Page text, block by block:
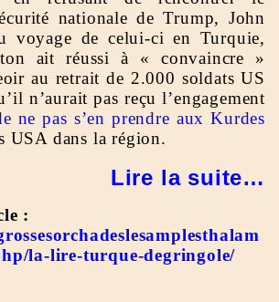
nationale de Trump, John
voyage de celui-ci en Turquie,
ait réussi à « convaincre »
au retrait de 2.000 soldats US
n’aurait pas reçu l’engagement
ne pas s’en prendre aux Kurdes
USA dans la région.
Lire la suite…
:
la-lire-turque-degringole/